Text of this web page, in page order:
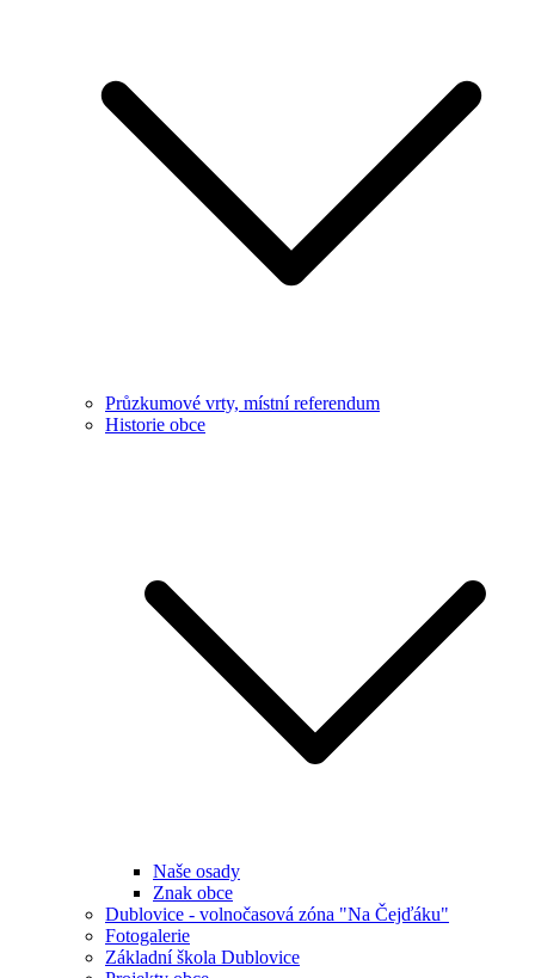
Průzkumové vrty, místní referendum
Historie obce
Naše osady
Znak obce
Dublovice - volnočasová zóna "Na Čejďáku"
Fotogalerie
Základní škola Dublovice